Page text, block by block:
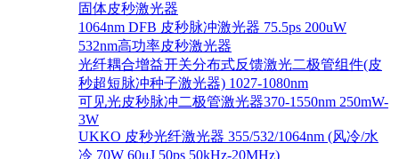
固体皮秒激光器
1064nm DFB 皮秒脉冲激光器 75.5ps 200uW
532nm高功率皮秒激光器
光纤耦合增益开关分布式反馈激光二极管组件(皮
秒超短脉冲种子激光器) 1027-1080nm
可见光皮秒脉冲二极管激光器370-1550nm 250mW-
3W
UKKO 皮秒光纤激光器 355/532/1064nm (风冷/水
冷 70W 60μJ 50ps 50kHz-20MHz)